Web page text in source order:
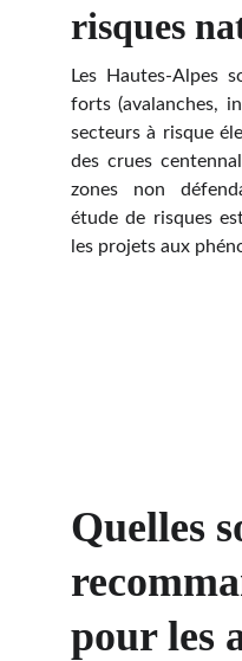
risques
Les Hautes-Alpes
forts (avalanches,
secteurs à risque
des crues
zones non
étude de risques
les projets aux
Quelles
pour les